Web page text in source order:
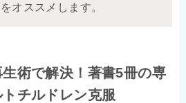
オススメします。
生術で解決！著書5冊の専
チルドレン克服